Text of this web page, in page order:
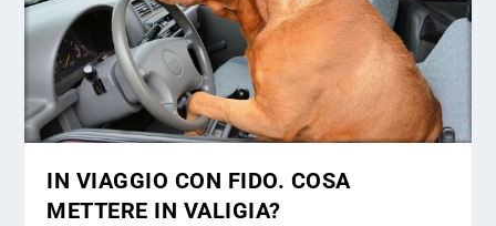
IN VIAGGIO CON FIDO. COSA
METTERE IN VALIGIA?